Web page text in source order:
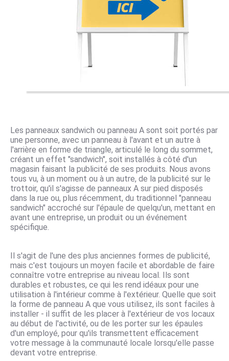
Les panneaux sandwich ou panneau A sont soit portés par
une personne, avec un panneau à l'avant et un autre à
l'arrière en forme de triangle, articulé le long du sommet,
créant un effet "sandwich", soit installés à côté d'un
magasin faisant la publicité de ses produits. Nous avons
tous vu, à un moment ou à un autre, de la publicité sur le
trottoir, qu'il s'agisse de panneaux A sur pied disposés
dans la rue ou, plus récemment, du traditionnel "panneau
sandwich" accroché sur l'épaule de quelqu'un, mettant en
avant une entreprise, un produit ou un événement
spécifique.
Il s'agit de l'une des plus anciennes formes de publicité,
mais c'est toujours un moyen facile et abordable de faire
connaître votre entreprise au niveau local. Ils sont
durables et robustes, ce qui les rend idéaux pour une
utilisation à l'intérieur comme à l'extérieur. Quelle que soit
la forme de panneau A que vous utilisez, ils sont faciles à
installer - il suffit de les placer à l'extérieur de vos locaux
au début de l'activité, ou de les porter sur les épaules
d'un employé, pour qu'ils transmettent efficacement
votre message à la communauté locale lorsqu'elle passe
devant votre entreprise.